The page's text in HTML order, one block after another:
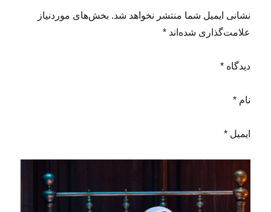
نشانی ایمیل شما منتشر نخواهد شد. بخش‌های موردنیاز
علامت‌گذاری شده‌اند *
دیدگاه *
نام *
ایمیل *